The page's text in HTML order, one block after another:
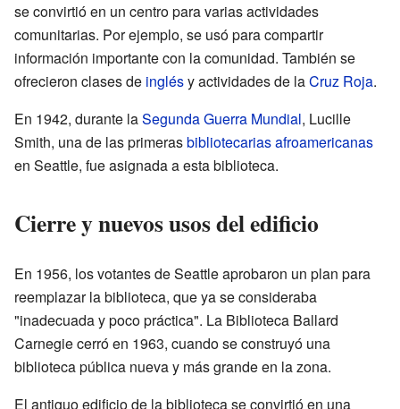
se convirtió en un centro para varias actividades
comunitarias. Por ejemplo, se usó para compartir
información importante con la comunidad. También se
ofrecieron clases de inglésy actividades de laCruz Roja.
En 1942, durante laSegunda Guerra Mundial, Lucille
Smith, una de las primerasbibliotecarias afroamericanas
en Seattle, fue asignada a esta biblioteca.
Cierre y nuevos usos del edificio
En 1956, los votantes de Seattle aprobaron un plan para
reemplazar la biblioteca, que ya se consideraba
"inadecuada y poco práctica". La Biblioteca Ballard
Carnegie cerró en 1963, cuando se construyó una
biblioteca pública nueva y más grande en la zona.
El antiguo edificio de la biblioteca se convirtió en una